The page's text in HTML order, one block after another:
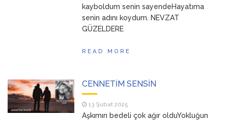
kayboldum senin sayendeHayatıma
senin adını koydum. NEVZAT
GÜZELDERE
READ MORE
CENNETİM SENSİN
13 Şubat 2025
Aşkımın bedeli çok ağır olduYokluğun